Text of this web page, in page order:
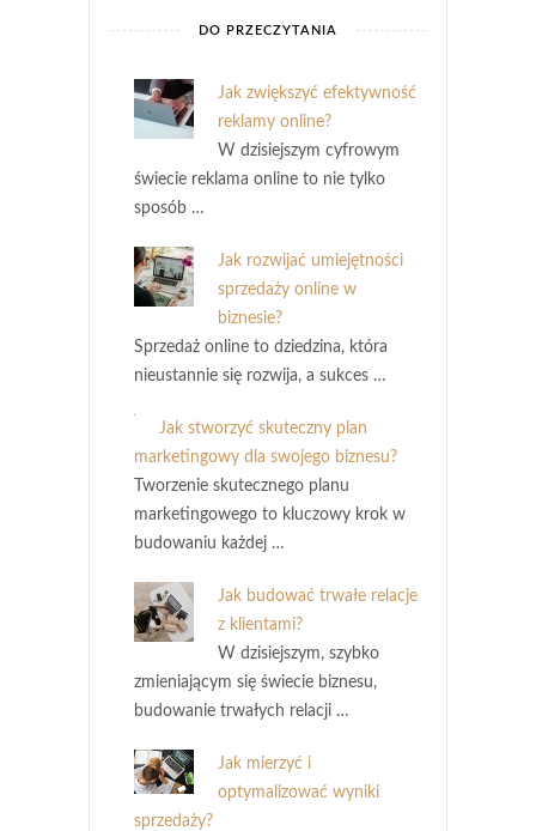
DO PRZECZYTANIA
Jak zwiększyć efektywność
reklamy online?
W dzisiejszym cyfrowym
świecie reklama online to nie tylko
sposób …
Jak rozwijać umiejętności
sprzedaży online w
biznesie?
Sprzedaż online to dziedzina, która
nieustannie się rozwija, a sukces …
Jak stworzyć skuteczny plan
marketingowy dla swojego biznesu?
Tworzenie skutecznego planu
marketingowego to kluczowy krok w
budowaniu każdej …
Jak budować trwałe relacje
z klientami?
W dzisiejszym, szybko
zmieniającym się świecie biznesu,
budowanie trwałych relacji …
Jak mierzyć i
optymalizować wyniki
sprzedaży?